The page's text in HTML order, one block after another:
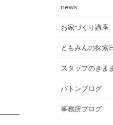
news
お家づくり講座
ともみんの探索
スタッフのきま
バトンブログ
事務所ブログ